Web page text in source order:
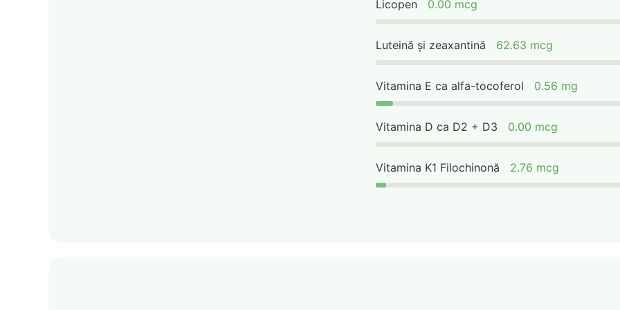
Licopen 0.00 mcg
Luteină și zeaxantină 62.63 mcg
Vitamina E ca alfa-tocoferol 0.56 mg
Vitamina D ca D2 + D3 0.00 mcg
Vitamina K1 Filochinonă 2.76 mcg